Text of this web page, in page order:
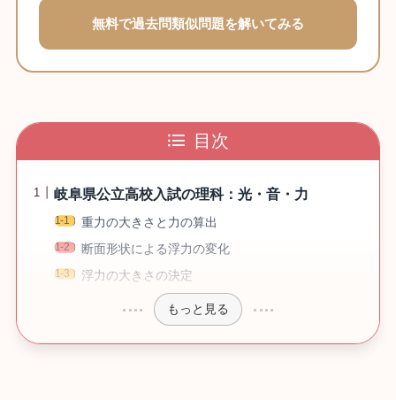
無料で過去問類似問題を解いてみる
目次
岐阜県公立高校入試の理科：光・音・力
重力の大きさと力の算出
断面形状による浮力の変化
浮力の大きさの決定
もっと見る